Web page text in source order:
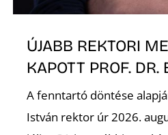
ÚJABB REKTORI
KAPOTT PROF. DR.
A fenntartó döntése
István rektor úr 2026.